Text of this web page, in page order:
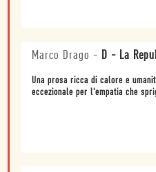
Marco Drago - D - La
Una prosa ricca di calore e
eccezionale per l'empatia che